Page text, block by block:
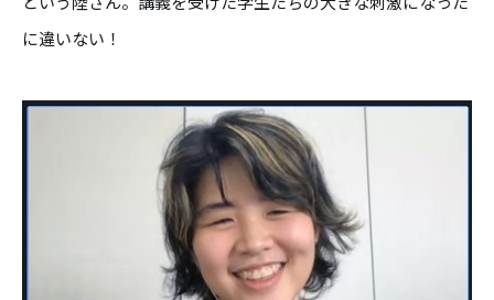
に違いない！